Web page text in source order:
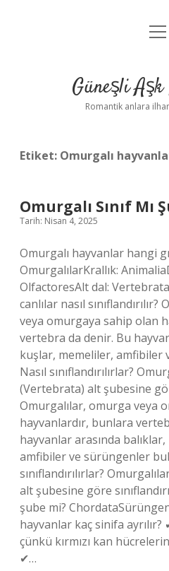
Yasal
Güneşli
Romantik anlara
Etiket: Omurgalı
Omurgalı Sınıf Mı
Tarih: Nisan 4, 2025
Omurgalı hayvanlar hangi
OmurgalılarKrallık:
OlfactoresAlt dal:
canlılar nasıl
veya omurgaya sahip olan
vertebra da denir. Bu
kuşlar, memeliler,
Nasıl sınıflandırılırlar?
(Vertebrata) alt şubesine
Omurgalılar, omurga veya
hayvanlardır, bunlara
hayvanlar arasında
amfibiler ve sürüngenler
sınıflandırılırlar?
alt şubesine göre
şube mi?
hayvanlar kaç sinifa ayrılır?
çünkü kırmızı kan
✔…